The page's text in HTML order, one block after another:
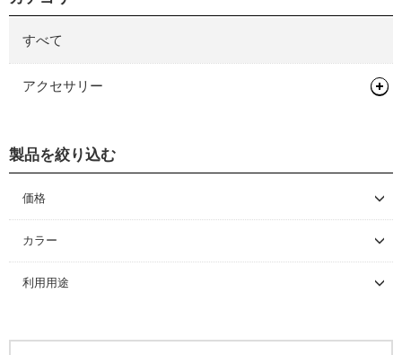
すべて
アクセサリー
ワークスタンド
ディスプレイスタンド
関連アイテム
サイクルトレーナー
サイクルトレーナー
関連アイテム
メンテナンス/工具
工具
製品を絞り込む
価格
～ \5,000
\5,001 ～ 10,000
\10,001 ～ 20,000
\30,001 ～ 50,000
カラー
利用用途